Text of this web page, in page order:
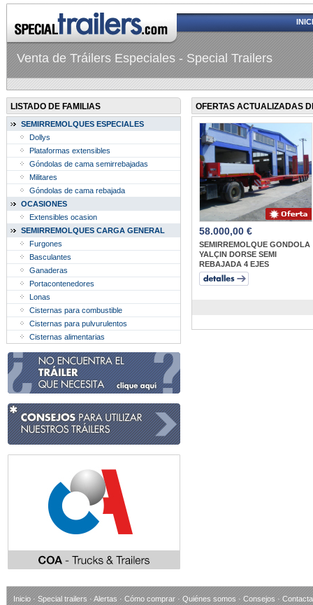
Venta de Tráilers Especiales - Special Trailers
LISTADO DE FAMILIAS
SEMIRREMOLQUES ESPECIALES
Dollys
Plataformas extensibles
Góndolas de cama semirrebajadas
Militares
Góndolas de cama rebajada
OCASIONES
Extensibles ocasion
SEMIRREMOLQUES CARGA GENERAL
Furgones
Basculantes
Ganaderas
Portacontenedores
Lonas
Cisternas para combustible
Cisternas para pulvurulentos
Cisternas alimentarias
OFERTAS ACTUALIZADAS
58.000,00 €
SEMIRREMOLQUE GONDOLA
YALÇIN DORSE SEMI
REBAJADA 4 EJES
Inicio · Special trailers · Alertas · Cómo comprar · Quiénes somos · Consejos ·